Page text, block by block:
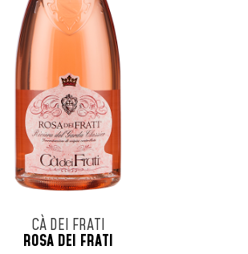
CÀ DEI FRATI
ROSA DEI FRATI